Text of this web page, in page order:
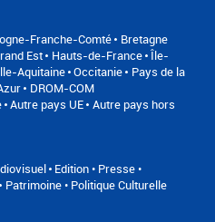
Franche-Comté
Bretagne
Est Hauts-de-France Île-
Aquitaine Occitanie
Pays de la
DROM-COM
Autre pays UE Autre pays hors
Edition • Presse •
Patrimoine • Politique Culturelle